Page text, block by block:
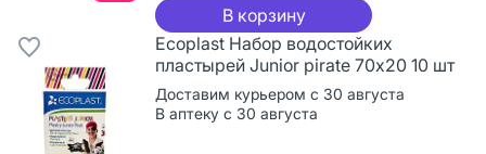
В корзину
Ecoplast Набор водостойких
пластырей Junior pirate 70х20 10 шт
Доставим курьером с 30 августа
В аптеку с 30 августа